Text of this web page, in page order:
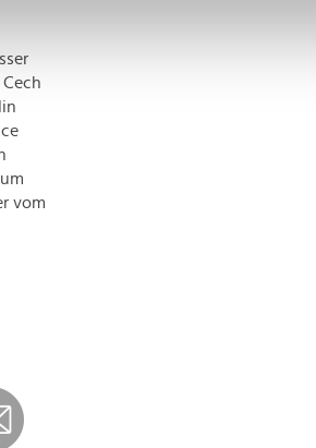
Außerdem geben wir
und Analysen weiter. Unsere
die Sie ihnen bereitgestellt haben
vom